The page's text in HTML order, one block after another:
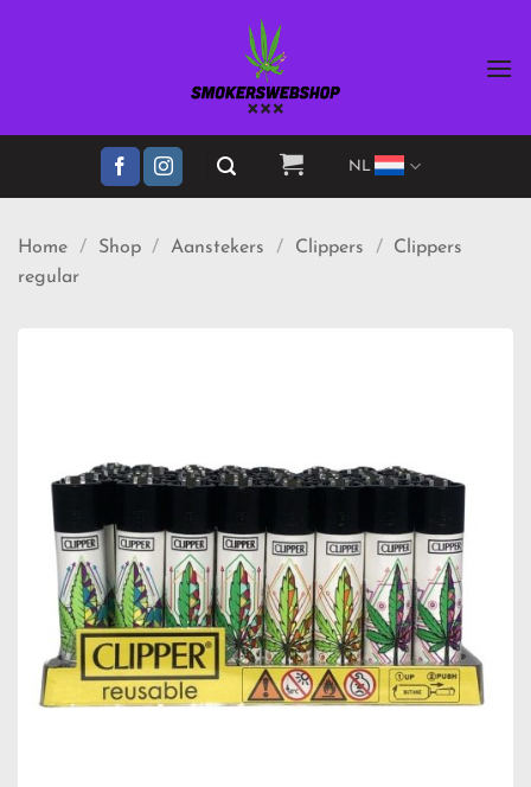
NL
Home / Shop / Aanstekers / Clippers /
Clippers
regular